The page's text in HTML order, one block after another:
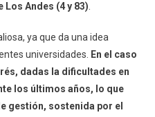
Los Andes (4 y 83).
ya que da una idea
universidades. En el caso
dadas la dificultades en
los últimos años, lo que
gestión, sostenida por el